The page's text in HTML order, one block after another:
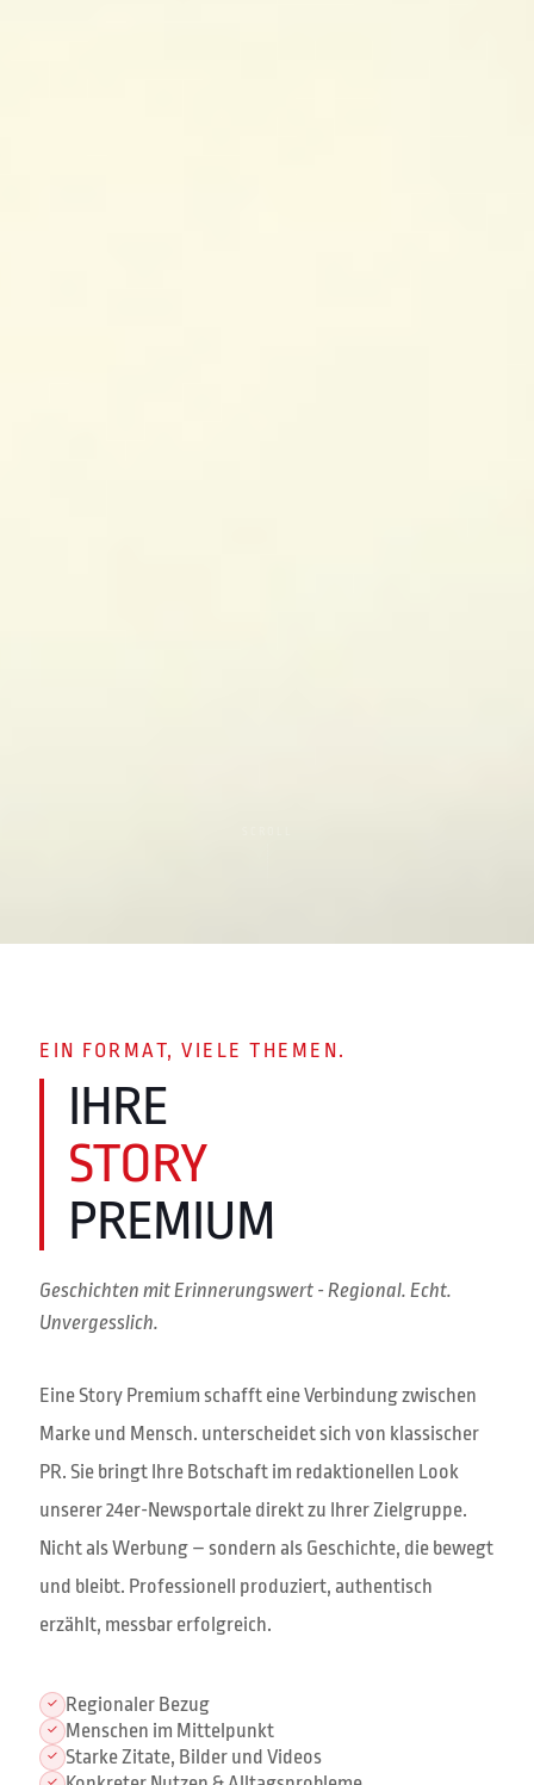
EIN FORMAT, VIELE THEMEN.
IHRE
STORY
PREMIUM
Geschichten mit Erinnerungswert - Regional. Echt.
Unvergesslich.
Eine Story Premium schafft eine Verbindung zwischen
Marke und Mensch. unterscheidet sich von klassischer
PR. Sie bringt Ihre Botschaft im redaktionellen Look
unserer 24er-Newsportale direkt zu Ihrer Zielgruppe.
Nicht als Werbung – sondern als Geschichte, die bewegt
und bleibt. Professionell produziert, authentisch
erzählt, messbar erfolgreich.
✓ Regionaler Bezug
✓ Menschen im Mittelpunkt
✓ Starke Zitate, Bilder und Videos